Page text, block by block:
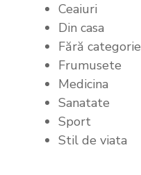
Ceaiuri
Din casa
Fără categorie
Frumusete
Medicina
Sanatate
Sport
Stil de viata